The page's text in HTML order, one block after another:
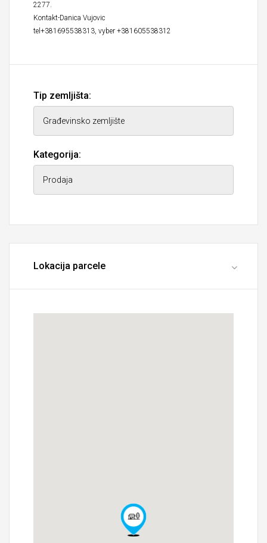
2277.
Kontakt-Danica Vujovic
tel+381695538313, vyber +381605538312
Tip zemljišta:
Kategorija:
Lokacija parcele